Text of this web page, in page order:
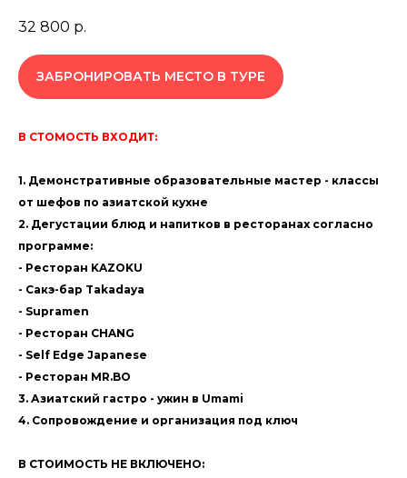
32 800 р.
ЗАБРОНИРОВАТЬ МЕСТО В ТУРЕ
В СТОМОСТЬ ВХОДИТ:
1. Демонстративные образовательные мастер - классы
от шефов по азиатской кухне
2. Дегустации блюд и напитков в ресторанах согласно
программе:
- Ресторан KAZOKU
- Сакэ-бар Takadaya
- Supramen
- Ресторан CHANG
- Self Edge Japanese
- Ресторан MR.BO
3. Азиатский гастро - ужин в Umami
4. Сопровождение и организация под ключ
В СТОИМОСТЬ НЕ ВКЛЮЧЕНО: